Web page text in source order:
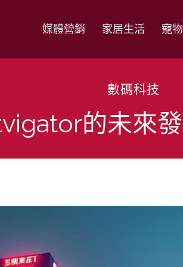
媒體營銷 家居生活 寵物
數碼科技
的未來